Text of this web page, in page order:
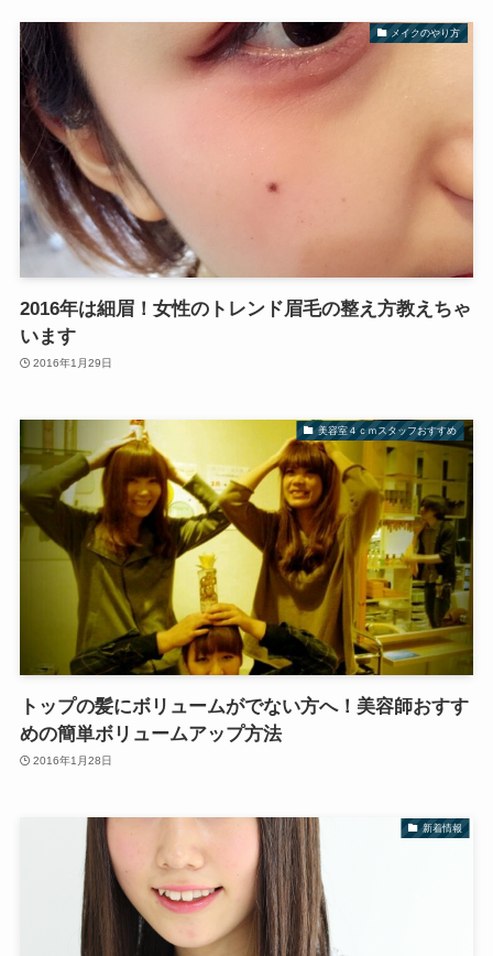
メイクのやり方
2016年は細眉！女性のトレンド眉毛の整え方教えちゃ
います
2016年1月29日
美容室４ｃｍスタッフおすすめ
トップの髪にボリュームがでない方へ！美容師おすす
めの簡単ボリュームアップ方法
2016年1月28日
新着情報